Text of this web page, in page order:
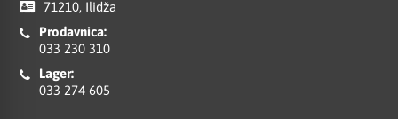
71210, Ilidža
Prodavnica:
033 230 310
Lager:
033 274 605